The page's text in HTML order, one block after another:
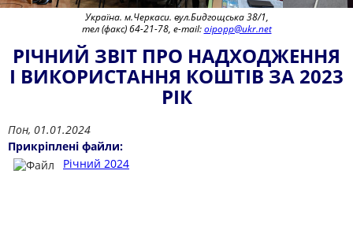
Україна. м.Черкаси. вул.Бидгощська 38/1,
тел (факс) 64-21-78, e-mail:oipopp@ukr.net
РІЧНИЙ ЗВІТ ПРО НАДХОДЖЕННЯ
І ВИКОРИСТАННЯ КОШТІВ ЗА 2023
РІК
Пон, 01.01.2024
Прикріплені файли:
Річний 2024